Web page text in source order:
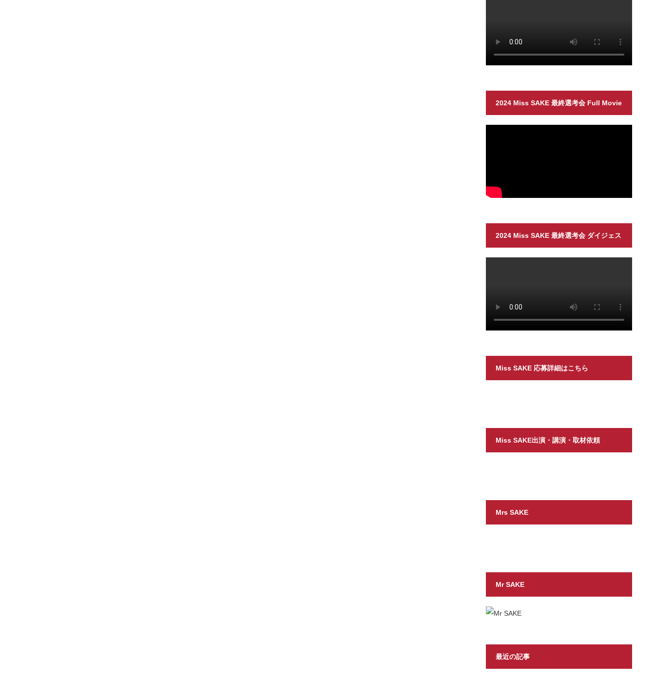
2024 Miss SAKE 最終選考会 Full Movie
2024 Miss SAKE 最終選考会 ダイジェス
ト
Miss SAKE 応募詳細はこちら
Miss SAKE出演・講演・取材依頼
Mrs SAKE
Mr SAKE
最近の記事